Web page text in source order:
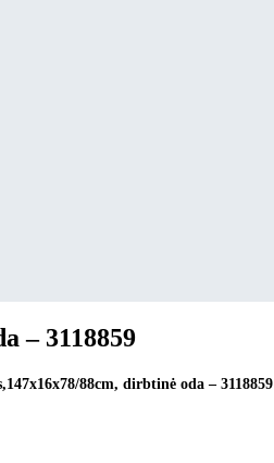
– 3118859
88cm, dirbtinė oda – 3118859